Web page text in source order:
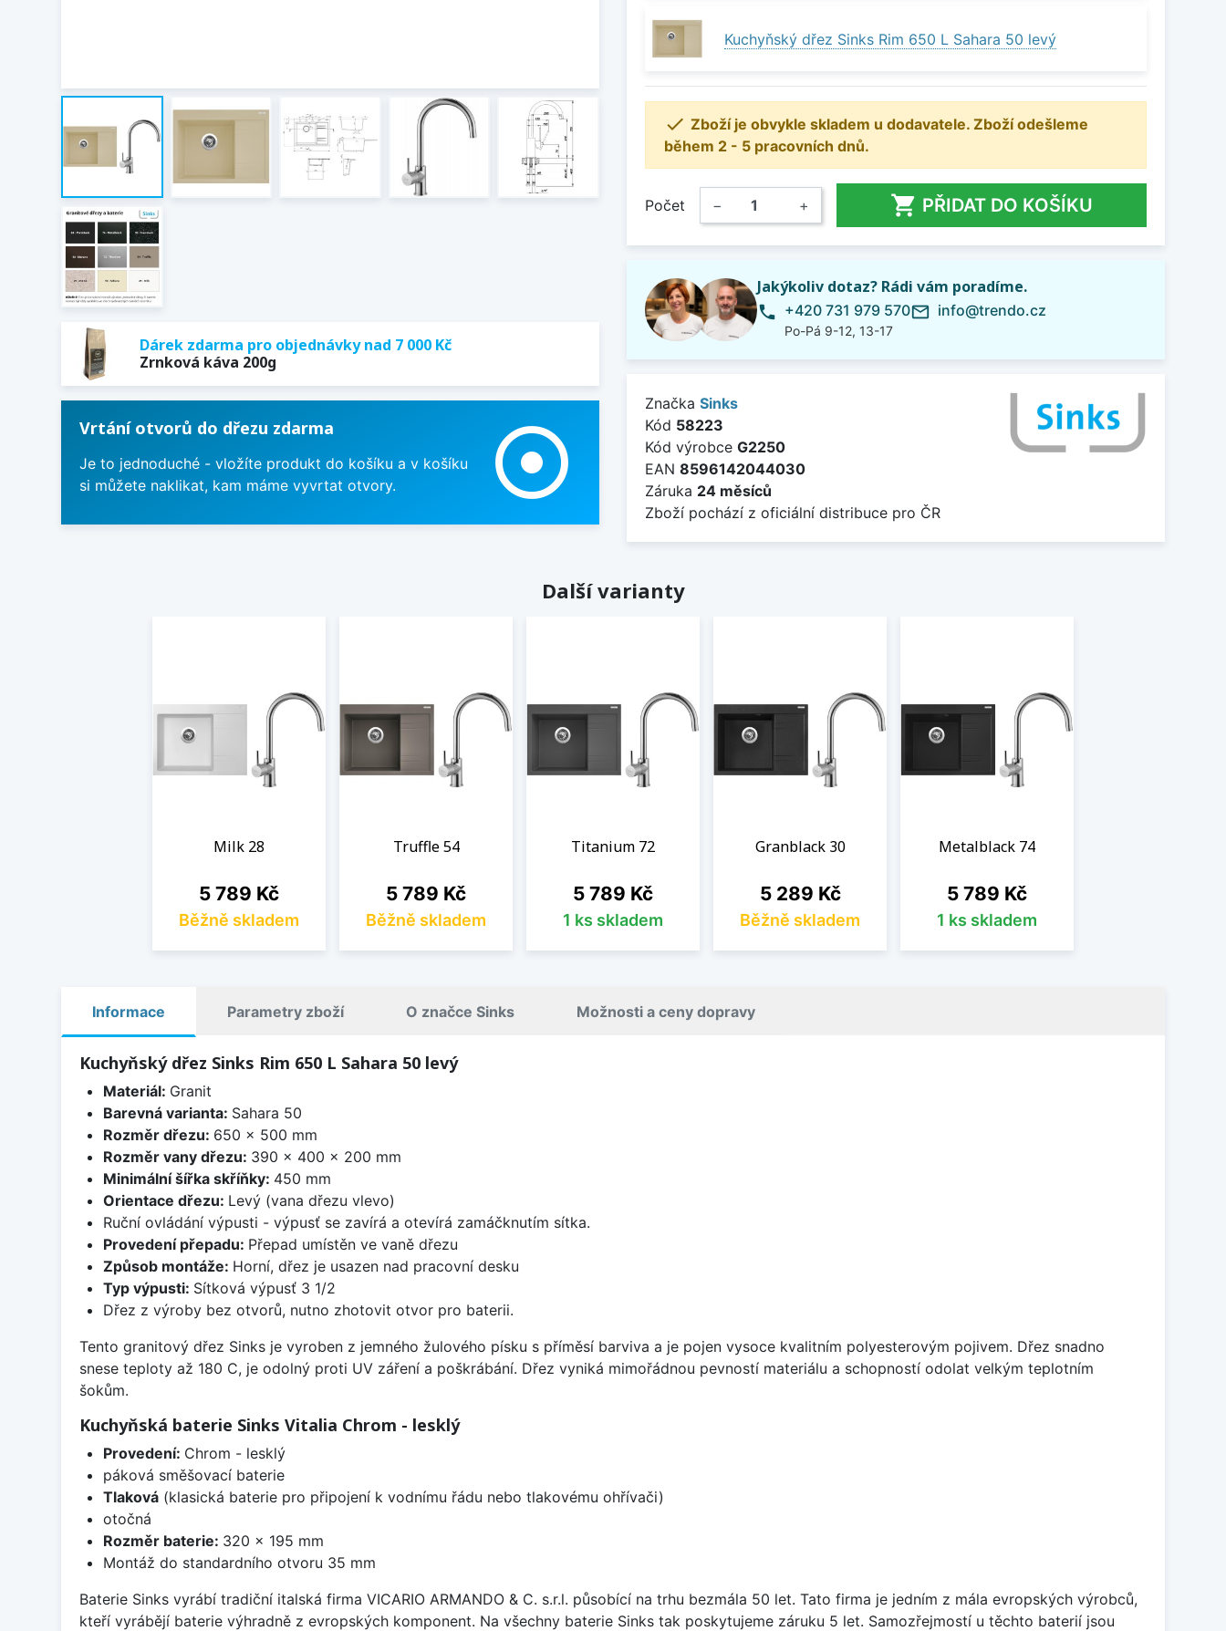
Dárek zdarma pro objednávky nad 7 000 Kč
Zrnková káva 200g
Vrtání otvorů do dřezu zdarma
Je to jednoduché - vložíte produkt do košíku a v košíku
si můžete naklikat, kam máme vyvrtat otvory.
adjust
Kuchyňský dřez Sinks Rim 650 L Sahara 50 levý
 Zboží je obvykle skladem u dodavatele. Zboží odešleme
během 2 - 5 pracovních dnů.
Počet − +  PŘIDAT DO KOŠÍKU
Jakýkoliv dotaz? Rádi vám poradíme.
phone +420 731 979 570
Po-Pá 9-12, 13-17
mail_outline info@trendo.cz
Značka Sinks
Kód 58223
Kód výrobce G2250
EAN 8596142044030
Záruka 24 měsíců
Zboží pochází z oficiální distribuce pro ČR
Další varianty
Milk 28
Cena
5 789 Kč
Běžně skladem
Truffle 54
Cena
5 789 Kč
Běžně skladem
Titanium 72
Cena
5 789 Kč
1 ks skladem
Granblack 30
Cena
5 289 Kč
Běžně skladem
Metalblack 74
Cena
5 789 Kč
1 ks skladem
Informace Parametry zboží O značce Sinks Možnosti a ceny dopravy
Kuchyňský dřez Sinks Rim 650 L Sahara 50 levý
Materiál: Granit
Barevná varianta: Sahara 50
Rozměr dřezu: 650 x 500 mm
Rozměr vany dřezu: 390 x 400 x 200 mm
Minimální šířka skříňky: 450 mm
Orientace dřezu: Levý (vana dřezu vlevo)
Ruční ovládání výpusti - výpusť se zavírá a otevírá zamáčknutím sítka.
Provedení přepadu: Přepad umístěn ve vaně dřezu
Způsob montáže: Horní, dřez je usazen nad pracovní desku
Typ výpusti: Sítková výpusť 3 1/2
Dřez z výroby bez otvorů, nutno zhotovit otvor pro baterii.
Tento granitový dřez Sinks je vyroben z jemného žulového písku s příměsí barviva a je pojen vysoce kvalitním polyesterovým pojivem. Dřez snadno
snese teploty až 180 C, je odolný proti UV záření a poškrábání. Dřez vyniká mimořádnou pevností materiálu a schopností odolat velkým teplotním
šokům.
Kuchyňská baterie Sinks Vitalia Chrom - lesklý
Provedení: Chrom - lesklý
páková směšovací baterie
Tlaková(klasická baterie pro připojení k vodnímu řádu nebo tlakovému ohřívači)
otočná
Rozměr baterie: 320 x 195 mm
Montáž do standardního otvoru 35 mm
Baterie Sinks vyrábí tradiční italská firma VICARIO ARMANDO & C. s.r.l. působící na trhu bezmála 50 let. Tato firma je jedním z mála evropských výrobců,
kteří vyrábějí baterie výhradně z evropských komponent. Na všechny baterie Sinks tak poskytujeme záruku 5 let. Samozřejmostí u těchto baterií jsou